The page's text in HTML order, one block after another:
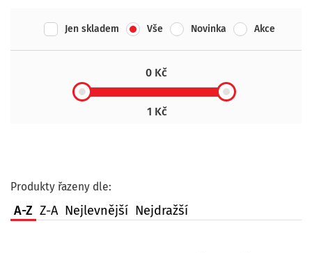
Jen skladem Vše Novinka Akce
0 Kč
1 Kč
Produkty řazeny dle:
A-Z Z-A Nejlevnější Nejdražší